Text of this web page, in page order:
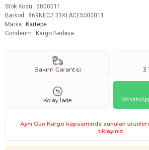
Stok Kodu
5000011
Barkod
869NEC2.31KLACE5000011
Marka
Kartepe
Gönderim
Kargo Bedava
Bakım Garantisi 3
Kolay İade
Aynı Gün Kargo kapsamında sunulan
tıklayınız.